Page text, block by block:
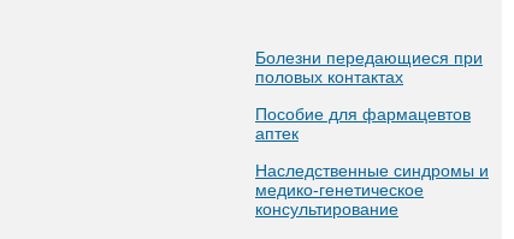
Болезни передающиеся при
половых контактах
Пособие для фармацевтов
аптек
Наследственные синдромы и
медико-генетическое
консультирование